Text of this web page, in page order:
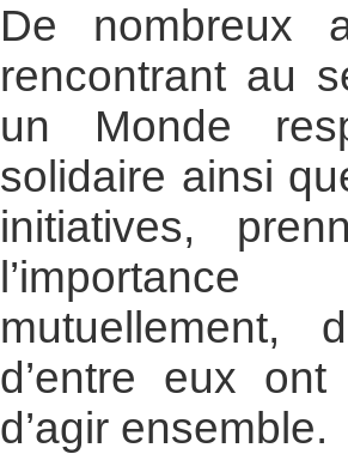
De nombreux
rencontrant au
un Monde
solidaire ainsi
initiatives,
mutuellement,
d’entre eux
d’agir ensemble.